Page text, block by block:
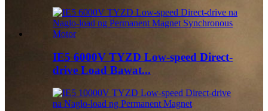
IE5 6000V TYZD Low-speed Direct-
drive Load Bawat...